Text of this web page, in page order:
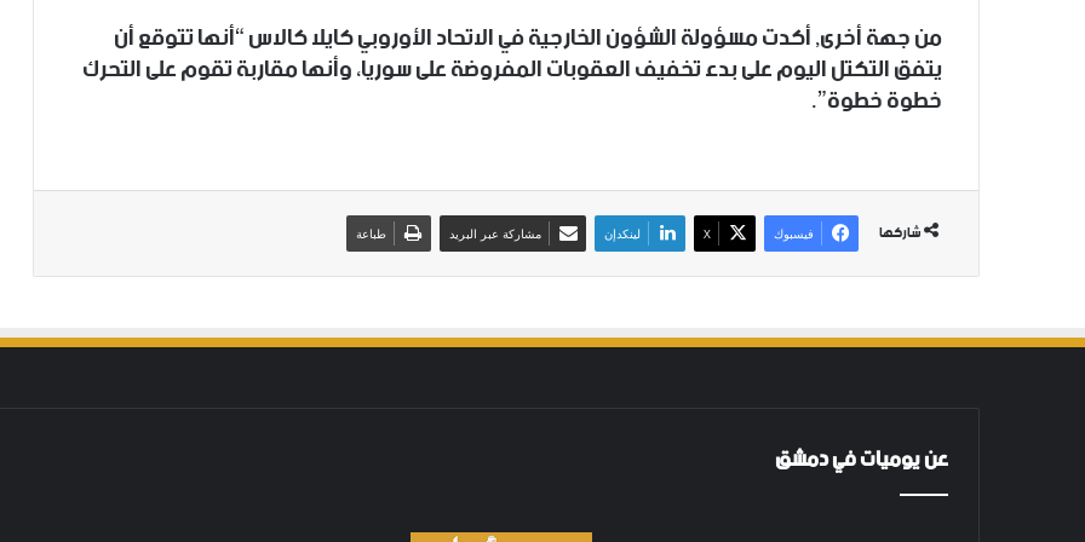
من جهة أخرى, أكدت مسؤولة الشؤون الخارجية في الاتحاد الأوروبي كايلا كالاس “أنها تتوقع أن
يتفق التكتل اليوم على بدء تخفيف العقوبات المفروضة على سوريا، وأنها مقاربة تقوم على التحرك
خطوة خطوة”.
شاركها فيسبوك ‫X لينكدإن مشاركة عبر البريد طباعة
عن يوميات في دمشق